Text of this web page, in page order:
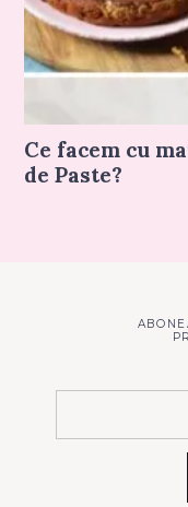
Ce facem cu
de Paste?